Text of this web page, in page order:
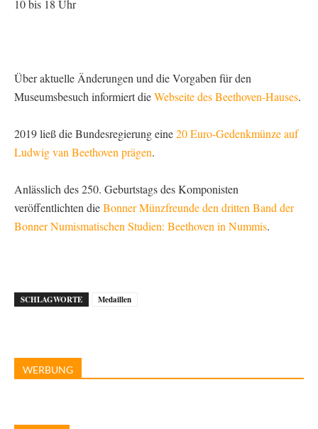
10 bis 18 Uhr
Über aktuelle Änderungen und die Vorgaben für den
Museumsbesuch informiert dieWebseite des Beethoven-Hauses.
2019 ließ die Bundesregierung eine20 Euro-Gedenkmünze auf
Ludwig van Beethoven prägen.
Anlässlich des 250. Geburtstags des Komponisten
veröffentlichten dieBonner Münzfreunde den dritten Band der
Bonner Numismatischen Studien: Beethoven in Nummis.
SCHLAGWORTE Medaillen
WERBUNG